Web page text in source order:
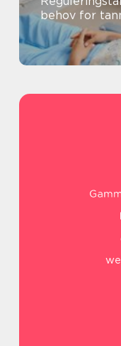
behov for